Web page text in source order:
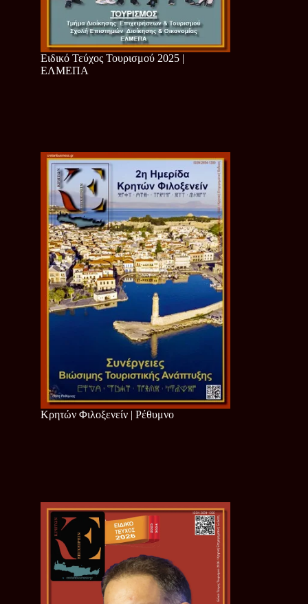
Ειδικό Τεύχος Τουρισμού 2025 |
ΕΛΜΕΠΑ
Κρητών Φιλοξενείν | Ρέθυμνο